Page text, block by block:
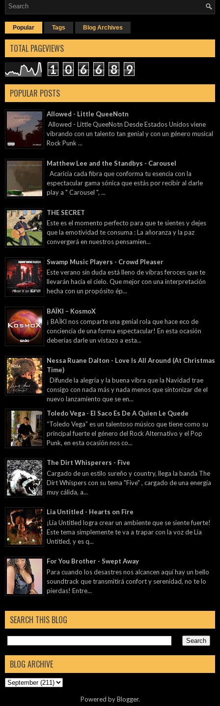
Popular Tags Blog Archives
TOTAL PAGEVIEWS
1 0 6 6 8 9
POPULAR POSTS
Allowed - Little QueeNotn
Allowed - Little QueeNotn Desde Estados Unidos viene
vibrando con un talento tan genial y con un género musical
Rock Punk ...
Matthew Lee and the Standbys - Carousel
Acaricia cada fibra que conforma tu esencia con la
espectacular gama sónica que estás por recibir al darle
play a " Carousel ", ...
THE SECRET
Este es el momento perfecto para que te sientes y dejes
que la emotividad te consuma : La añoranza y la paz
convergerá en nuestros pensamien...
Swamp Music Players - Crowd Pleaser
Este verano sin duda está lleno de vibras feroces que te
llevarán hacia el cielo. Que mejor con una interpretación
hecha con un propósito ép...
BAÏKI – KosmoX
¡ BAÏKI nos comparte una genial rola que hace eco de
conciencia de una forma espectacular! En esta ocasión
deberías darle un vistazo a esta...
Nessa Ruane Dalton - Love Is All Around (At Christmas
Time)
Difunde la alegría y la buena vibra que la Navidad trae
consigo con nada más y nada menos que sintonizar de el
nuevo lanzamiento que se en...
Toledo Vega - El Saco Es De A Quien Le Quede
“Toledo Vega” es un talentoso músico que tiene como su
principal fuerte el género del Rock Alternativo y el Pop
Punk, en esta ocasión nos co...
The Dirt Whisperers - Five
Cargado de un estilo sureño y country, llega la banda The
Dirt Whispers con su tema "Five" , cargado de una energía
muy cálida, a...
Lia Untitled - Hearts on Fire
¡Lia Untitled logra crear un ambiente que se siente fuerte!
Este tema simplemente te va a trapar con la voz de Lia
Untitled, y es q...
For You Brother - Swept Away
Para cuando los desastres nos alcancen aquí hay un bello
soundtrack que transmitirá confort y serenidad, no te lo
pierdas! Entre...
SEARCH THIS BLOG
BLOG ARCHIVE
Powered byBlogger.